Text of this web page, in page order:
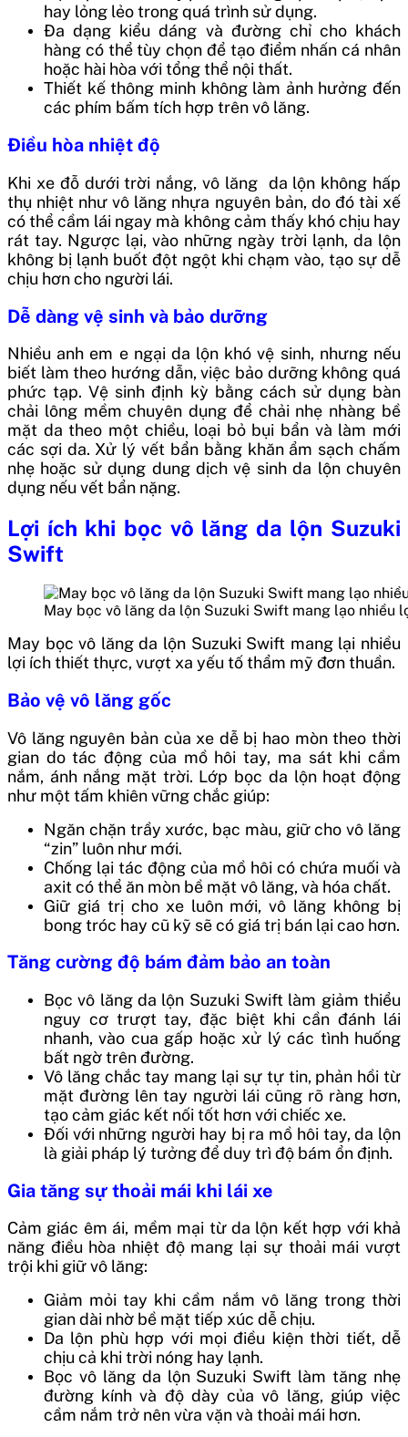
hay lỏng lẻo trong quá trình sử dụng.
Đa dạng kiểu dáng và đường chỉ cho khách
hàng có thể tùy chọn để tạo điểm nhấn cá nhân
hoặc hài hòa với tổng thể nội thất.
Thiết kế thông minh không làm ảnh hưởng đến
các phím bấm tích hợp trên vô lăng.
Điều hòa nhiệt độ
Khi xe đỗ dưới trời nắng, vô lăng da lộn không hấp
thụ nhiệt như vô lăng nhựa nguyên bản, do đó tài xế
có thể cầm lái ngay mà không cảm thấy khó chịu hay
rát tay. Ngược lại, vào những ngày trời lạnh, da lộn
không bị lạnh buốt đột ngột khi chạm vào, tạo sự dễ
chịu hơn cho người lái.
Dễ dàng vệ sinh và bảo dưỡng
Nhiều anh em e ngại da lộn khó vệ sinh, nhưng nếu
biết làm theo hướng dẫn, việc bảo dưỡng không quá
phức tạp. Vệ sinh định kỳ bằng cách sử dụng bàn
chải lông mềm chuyên dụng để chải nhẹ nhàng bề
mặt da theo một chiều, loại bỏ bụi bẩn và làm mới
các sợi da. Xử lý vết bẩn bằng khăn ẩm sạch chấm
nhẹ hoặc sử dụng dung dịch vệ sinh da lộn chuyên
dụng nếu vết bẩn nặng.
Lợi ích khi bọc vô lăng da lộn Suzuki
Swift
May bọc vô lăng da lộn Suzuki Swift mang lạo nhiều
May bọc vô lăng da lộn Suzuki Swift mang lại nhiều
lợi ích thiết thực, vượt xa yếu tố thẩm mỹ đơn thuần.
Bảo vệ vô lăng gốc
Vô lăng nguyên bản của xe dễ bị hao mòn theo thời
gian do tác động của mồ hôi tay, ma sát khi cầm
nắm, ánh nắng mặt trời. Lớp bọc da lộn hoạt động
như một tấm khiên vững chắc giúp:
Ngăn chặn trầy xước, bạc màu, giữ cho vô lăng
“zin” luôn như mới.
Chống lại tác động của mồ hôi có chứa muối và
axit có thể ăn mòn bề mặt vô lăng, và hóa chất.
Giữ giá trị cho xe luôn mới, vô lăng không bị
bong tróc hay cũ kỹ sẽ có giá trị bán lại cao hơn.
Tăng cường độ bám đảm bảo an toàn
Bọc vô lăng da lộn Suzuki Swift làm giảm thiểu
nguy cơ trượt tay, đặc biệt khi cần đánh lái
nhanh, vào cua gấp hoặc xử lý các tình huống
bất ngờ trên đường.
Vô lăng chắc tay mang lại sự tự tin, phản hồi từ
mặt đường lên tay người lái cũng rõ ràng hơn,
tạo cảm giác kết nối tốt hơn với chiếc xe.
Đối với những người hay bị ra mồ hôi tay, da lộn
là giải pháp lý tưởng để duy trì độ bám ổn định.
Gia tăng sự thoải mái khi lái xe
Cảm giác êm ái, mềm mại từ da lộn kết hợp với khả
năng điều hòa nhiệt độ mang lại sự thoải mái vượt
trội khi giữ vô lăng:
Giảm mỏi tay khi cầm nắm vô lăng trong thời
gian dài nhờ bề mặt tiếp xúc dễ chịu.
Da lộn phù hợp với mọi điều kiện thời tiết, dễ
chịu cả khi trời nóng hay lạnh.
Bọc vô lăng da lộn Suzuki Swift làm tăng nhẹ
đường kính và độ dày của vô lăng, giúp việc
cầm nắm trở nên vừa vặn và thoải mái hơn.